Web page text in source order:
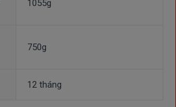
1055g
750g
12 tháng